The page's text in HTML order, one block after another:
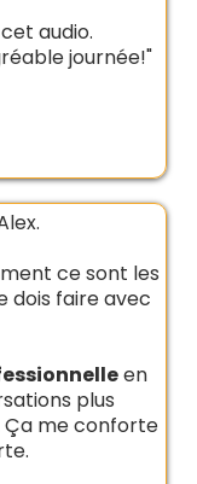
audio.
journée!"
ce sont les
dois faire avec
en
plus
Ça me conforte